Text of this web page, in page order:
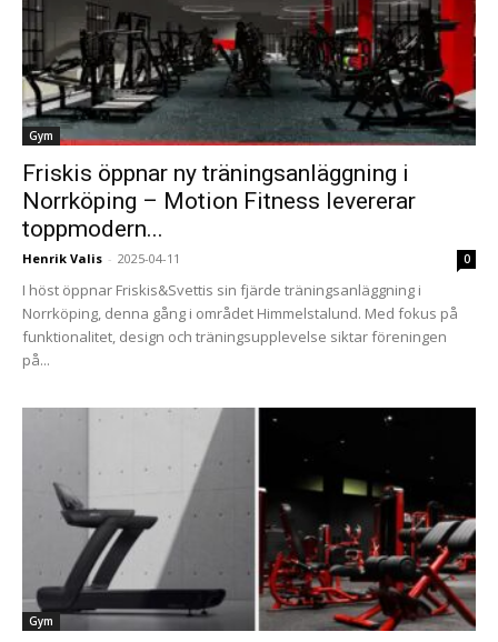
Gym
Friskis öppnar ny träningsanläggning i
Norrköping – Motion Fitness levererar
toppmodern...
Henrik Valis - 2025-04-11 0
I höst öppnar Friskis&Svettis sin fjärde träningsanläggning i
Norrköping, denna gång i området Himmelstalund. Med fokus på
funktionalitet, design och träningsupplevelse siktar föreningen
på...
Gym